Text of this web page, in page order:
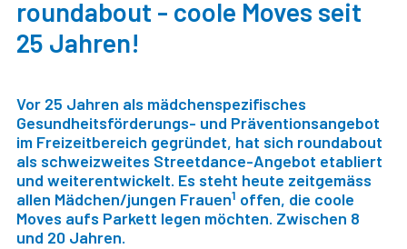
roundabout - coole Moves seit
25 Jahren!
Vor 25 Jahren als mädchenspezifisches
Gesundheitsförderungs- und Präventionsangebot
im Freizeitbereich gegründet, hat sich roundabout
als schweizweites Streetdance-Angebot etabliert
und weiterentwickelt. Es steht heute zeitgemäss
allen Mädchen/jungen Frauen1 offen, die coole
Moves aufs Parkett legen möchten. Zwischen 8
und 20 Jahren.